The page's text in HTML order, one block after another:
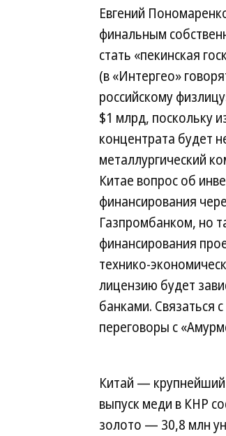
Евгений
финальным
стать «пекинская
(в «Интергео»
российскому
$1 млрд, поскольку
концентрата будет
металлургический
Китае вопрос об
финансирования
Газпромбанком, но
финансирования
технико-
лицензию будет
банками. Связаться
переговоры с
Китай — крупнейший
выпуск меди в КНР
золото — 30,8 млн